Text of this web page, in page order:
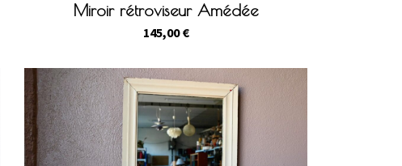
Miroir rétroviseur Amédée
145,00€